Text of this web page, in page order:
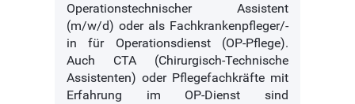
Operationstechnischer Assistent
(m/w/d) oder als Fachkrankenpfleger/-
in für Operationsdienst (OP-Pflege).
Auch CTA (Chirurgisch-Technische
Assistenten) oder Pflegefachkräfte mit
Erfahrung im OP-Dienst sind